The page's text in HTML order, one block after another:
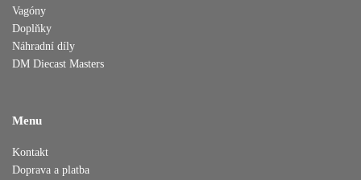
Vagóny
Doplňky
Náhradní díly
DM Diecast Masters
Menu
Kontakt
Doprava a platba